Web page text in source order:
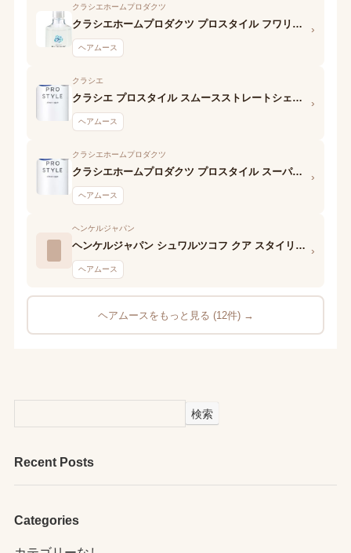
クラシエホームプロダクツ
クラシエホームプロダクツ プロスタイル フワリエ 泡の前髪キーパー
ヘアムース
›
クラシエ
クラシエ プロスタイル スムースストレートシェイクムース
ヘアムース
›
クラシエホームプロダクツ
クラシエホームプロダクツ プロスタイル スーパーストレートフォーム
ヘアムース
›
ヘンケルジャパン
ヘンケルジャパン シュワルツコフ クア スタイリング エモリエントスムース
ヘアムース
›
ヘアムースをもっと見る (12件) →
検索
Recent Posts
Categories